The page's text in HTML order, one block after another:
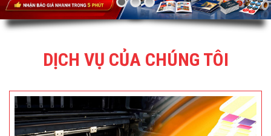
DỊCH VỤ CỦA CHÚNG TÔI